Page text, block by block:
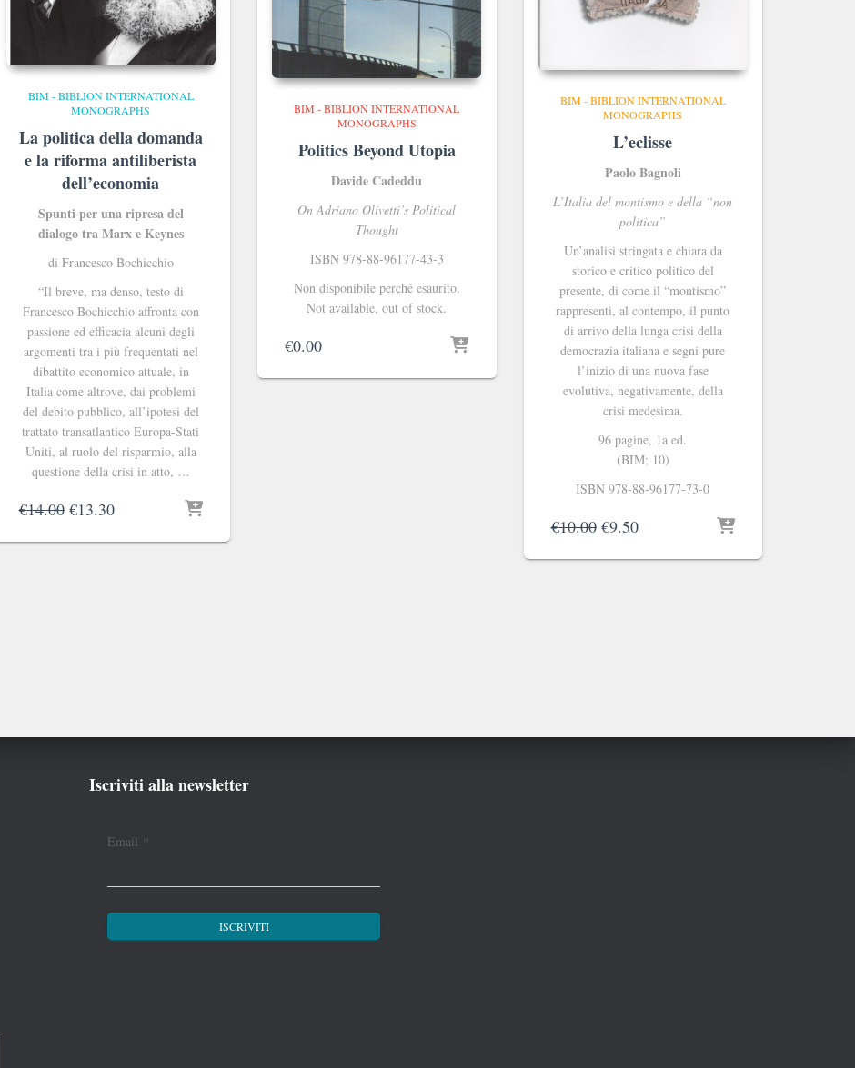
BIM - BIBLION INTERNATIONAL
MONOGRAPHS
La politica della domanda
e la riforma antiliberista
dell’economia
Spunti per una ripresa del
dialogo tra Marx e Keynes
di Francesco Bochicchio
“Il breve, ma denso, testo di
Francesco Bochicchio affronta con
passione ed efficacia alcuni degli
argomenti tra i più frequentati nel
dibattito economico attuale, in
Italia come altrove, dai problemi
del debito pubblico, all’ipotesi del
trattato transatlantico Europa-Stati
Uniti, al ruolo del risparmio, alla
questione della crisi in atto, …
€14.00 Il
originale
€13.30Il
attuale
BIM - BIBLION INTERNATIONAL
MONOGRAPHS
Politics Beyond Utopia
Davide Cadeddu
On Adriano Olivetti’s Political
Thought
ISBN 978-88-96177-43-3
Non disponibile perché esaurito.
Not available, out of stock.
€0.00
BIM - BIBLION INTERNATIONAL
MONOGRAPHS
L’eclisse
Paolo Bagnoli
L’Italia del montismo e della “non
politica”
Un’analisi stringata e chiara da
storico e critico politico del
presente, di come il “montismo”
rappresenti, al contempo, il punto
di arrivo della lunga crisi della
democrazia italiana e segni pure
l’inizio di una nuova fase
evolutiva, negativamente, della
crisi medesima.
96 pagine, 1a ed.
(BIM; 10)
ISBN 978-88-96177-73-0
€10.00 Il
originale
€9.50Il
attuale
Iscriviti alla newsletter
Email *